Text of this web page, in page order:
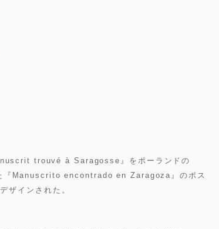
trouvé à Saragosse』をポーランドの
『Manuscrito encontrado en Zaragoza』のポス
ザインされた。